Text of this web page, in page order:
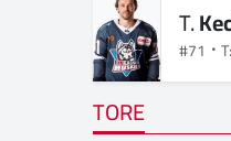
T.
#71
TORE